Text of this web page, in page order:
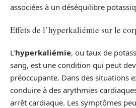
associées à un déséquilibre
Effets de l’hyperkaliémie sur le
L’hyperkaliémie, ou taux de
sang, est une condition qui peut
préoccupante. Dans des situations
conduire à des arythmies
arrêt cardiaque. Les symptômes